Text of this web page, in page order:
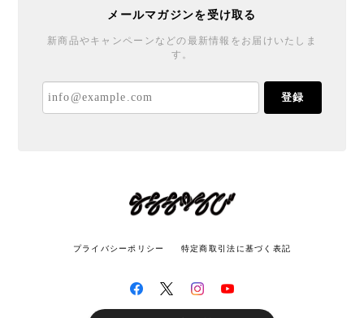
メールマガジンを受け取る
新商品やキャンペーンなどの最新情報をお届けいたしま
す。
登録
プライバシーポリシー 特定商取引法に基づく表記